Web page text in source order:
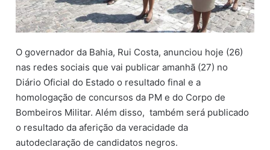
i
l
O governador da Bahia, Rui Costa, anunciou hoje (26)
nas redes sociais que vai publicar amanhã (27) no
Diário Oficial do Estado o resultado final e a
homologação de concursos da PM e do Corpo de
Bombeiros Militar. Além disso, também será publicado
o resultado da aferição da veracidade da
autodeclaração de candidatos negros.